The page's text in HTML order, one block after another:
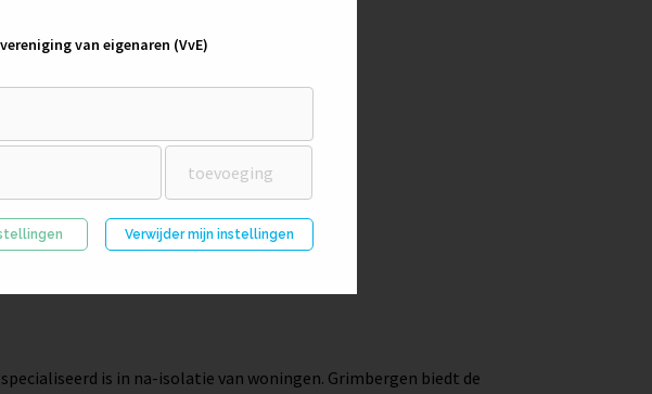
is in na-isolatie van woningen. Grimbergen biedt de
van eigenaren (VvE)
Verwijder mijn instellingen